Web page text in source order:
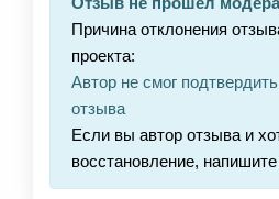
Причина отклонения
проекта:
Автор не смог
отзыва
Если вы автор отзыва и
восстановление,